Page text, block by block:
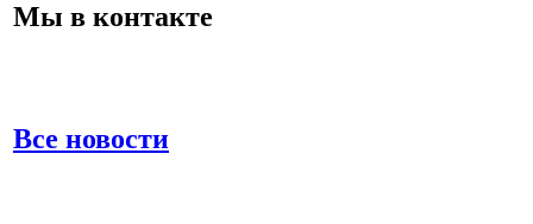
Мы в контакте
Все новости